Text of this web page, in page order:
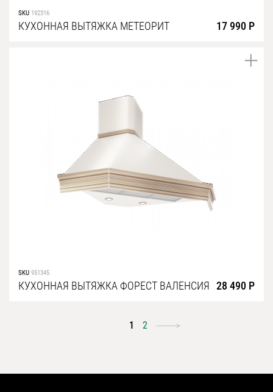
SKU 192316
КУХОННАЯ ВЫТЯЖКА МЕТЕОРИТ 17 990 Р
SKU 951345
КУХОННАЯ ВЫТЯЖКА ФОРЕСТ ВАЛЕНСИЯ 28 490 Р
1 2